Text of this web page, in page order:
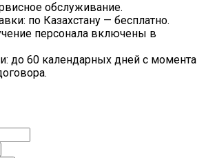
обслуживание.
по Казахстану — бесплатно.
персонала включены в
до 60 календарных дней с момента